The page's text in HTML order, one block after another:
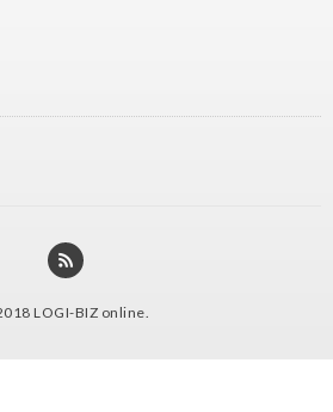
LOGI-BIZ online.